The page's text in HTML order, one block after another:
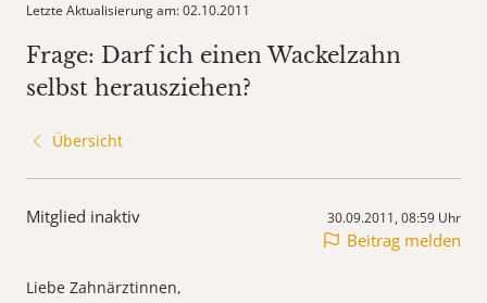
Letzte Aktualisierung am: 02.10.2011
Frage: Darf ich einen Wackelzahn
selbst herausziehen?
Übersicht
Mitglied inaktiv 30.09.2011, 08:59 Uhr
Beitrag melden
Liebe Zahnärztinnen,